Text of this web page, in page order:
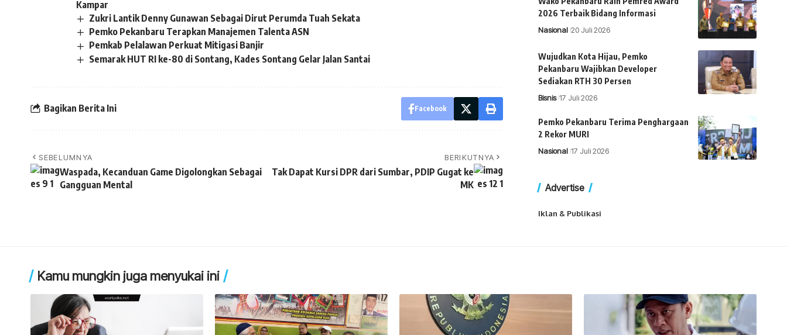
Kampar
Zukri Lantik Denny Gunawan Sebagai Dirut Perumda Tuah Sekata
Pemko Pekanbaru Terapkan Manajemen Talenta ASN
Pemkab Pelalawan Perkuat Mitigasi Banjir
Semarak HUT RI ke-80 di Sontang, Kades Sontang Gelar Jalan Santai
Bagikan Berita Ini Facebook
SEBELUMNYA
Waspada, Kecanduan Game Digolongkan Sebagai
Gangguan Mental
BERIKUTNYA
Tak Dapat Kursi DPR dari Sumbar, PDIP Gugat ke
MK
2026 Terbaik Bidang Informasi
Nasional 20 Juli 2026
Wujudkan Kota Hijau, Pemko
Pekanbaru Wajibkan Developer
Sediakan RTH 30 Persen
Bisnis 17 Juli 2026
Pemko Pekanbaru Terima Penghargaan
2 Rekor MURI
Nasional 17 Juli 2026
Advertise
Iklan & Publikasi
Kamu mungkin juga menyukai ini